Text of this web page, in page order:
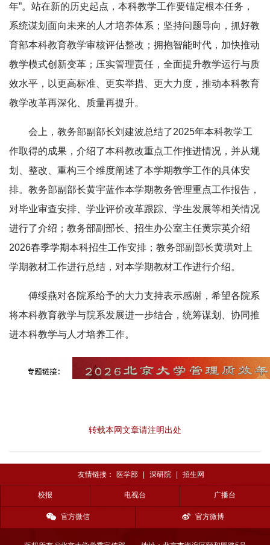
年”。站在新的历史起点，本科教学工作要锚定根本任务，
系统谋划面向未来的人才培养体系；坚持问题导向，抓好教
育部本科教育教学审核评估整改；拥抱智能时代，加快推动
教学模式创新变革；压实管理责任，全面提升教学运行与质
效水平，以更高标准、更实举措、更大力度，推动本科教育
教学改革再深化、质量再提升。
会上，教务部副部长刘建波总结了2025年本科教学工
作取得的成果，介绍了本科教改重点工作推进情况，并从规
划、整改、重构三个维度阐述了本学期教学工作的具体安
排。教务部副部长黄宇蓝作本学期教务管理重点工作报告，
对毕业审查安排、学业评价改革跟踪、学生发展等相关情况
进行了介绍；教务部副部长、招生办公室主任黄宗英介绍
2026春季学期本科招生工作安排；教务部副部长黄璜对上
学期教材工作进行总结，对本学期教材工作进行介绍。
傅绥燕对各院系给予的大力支持表示感谢，希望各院系
将本科教育教学与院系发展进一步结合，统筹谋划、协同推
进本科教学与人才培养工作。
转载本网文章请注明出处
友情链接： 医学部 | 深研院 | 招生网
校报 电视台 广播台
官方微信 官方微博